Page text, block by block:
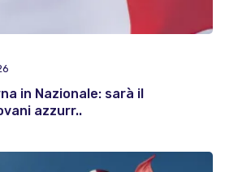
in Nazionale: sarà il
azzurr..